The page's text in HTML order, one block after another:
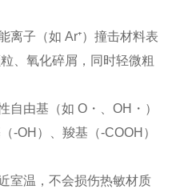
离子（如 Ar⁺）撞击材料表
、氧化碎屑，同时轻微粗
自由基（如 O・、OH・）
-OH）、羧基（-COOH）
室温，不会损伤热敏材质